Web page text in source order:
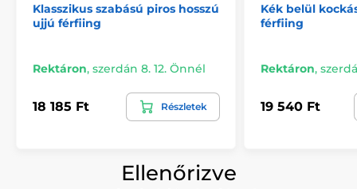
Klasszikus szabású piros hosszú
ujjú férfiing
Rektáron, szerdán 8. 12. Önnél
18 185 Ft Részletek
Kék belül
férfiing
Rektáron,
19 540 Ft
Ellenőrizve